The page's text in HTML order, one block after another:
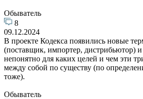
Обыватель
8
09.12.2024
В проекте Кодекса появились новые
(поставщик, импортер, дистрибьютор)
непонятно для каких целей и чем эти
между собой по существу (по
тоже).
Обыватель